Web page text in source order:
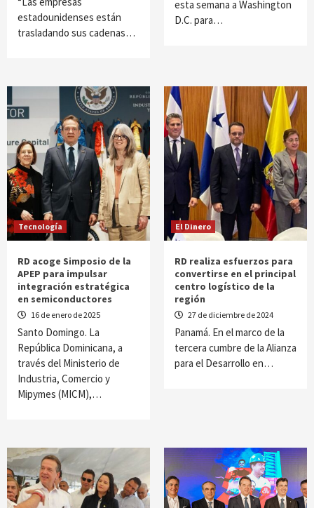
estadounidenses están
trasladando sus cadenas…
esta semana a Washington
D.C. para…
Tecnología
RD acoge Simposio de la
APEP para impulsar
integración estratégica
en semiconductores
16 de enero de 2025
Santo Domingo. La
República Dominicana, a
través del Ministerio de
Industria, Comercio y
Mipymes (MICM),…
El Dinero
RD realiza esfuerzos para
convertirse en el principal
centro logístico de la
región
27 de diciembre de 2024
Panamá. En el marco de la
tercera cumbre de la Alianza
para el Desarrollo en…